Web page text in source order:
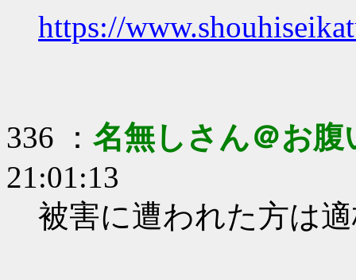
https://
336 ： 名無しさん＠お腹
21:01:13
被害に遭われた方は